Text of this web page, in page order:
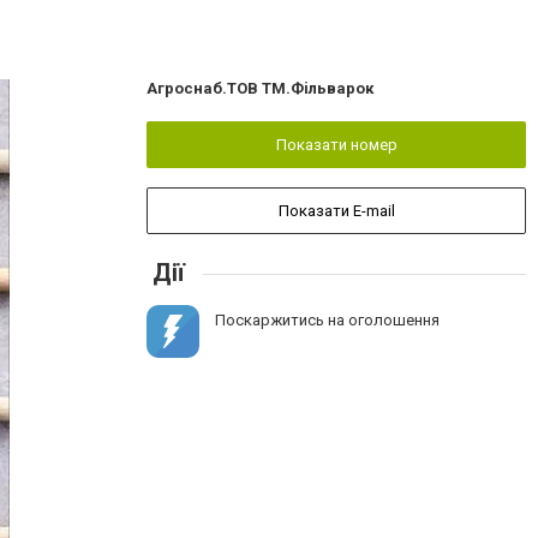
Агроснаб.ТОВ ТМ.Фiльварок
Показати номер
Показати E-mail
Дії
Поскаржитись на оголошення